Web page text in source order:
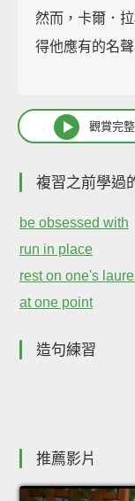
然而，卡爾．
得他應有的名聲
觀賞完
複習之前學過
be obsessed with
run in place
rest on one's
at one point
造句練習
推薦影片